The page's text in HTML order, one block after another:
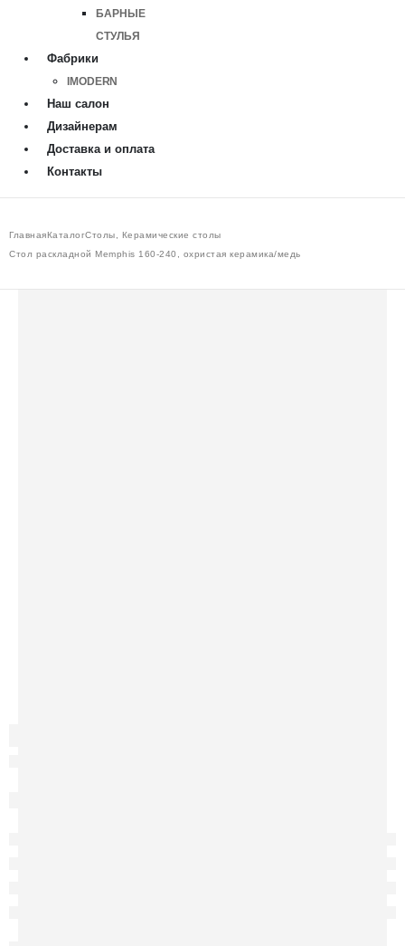
БАРНЫЕ
СТУЛЬЯ
Фабрики
IMODERN
Наш салон
Дизайнерам
Доставка и оплата
Контакты
ГлавнаяКаталогСтолы
Керамические столы
Стол раскладной Memphis 160-240, охристая керамика/медь